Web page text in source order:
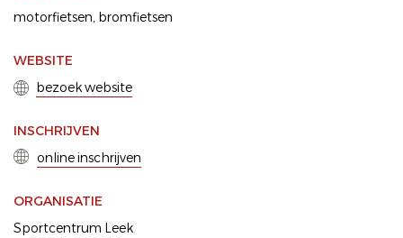
motorfietsen bromfietsen
WEBSITE
bezoek website
INSCHRIJVEN
online inschrijven
ORGANISATIE
Sportcentrum Leek